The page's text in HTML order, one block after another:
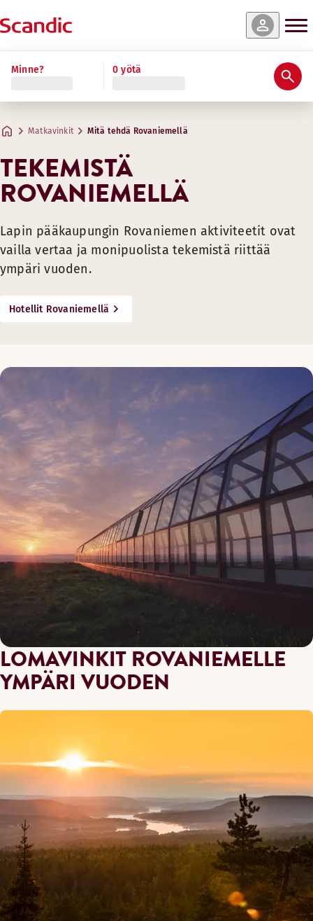
Minne? 0 yötä
Matkavinkit Mitä tehdä Rovaniemellä
TEKEMISTÄ
ROVANIEMELLÄ
Lapin pääkaupungin Rovaniemen aktiviteetit ovat
vailla vertaa ja monipuolista tekemistä riittää
ympäri vuoden.
Hotellit Rovaniemellä
LOMAVINKIT ROVANIEMELLE
YMPÄRI VUODEN